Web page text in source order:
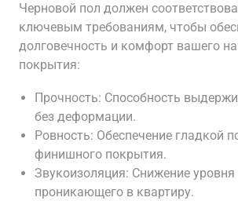
Черновой пол должен
ключевым требованиям, чтобы
долговечность и комфорт вашего
покрытия:
Прочность: Способность
без деформации.
Ровность: Обеспечение гладкой
финишного покрытия.
Звукоизоляция: Снижение
проникающего в квартиру.